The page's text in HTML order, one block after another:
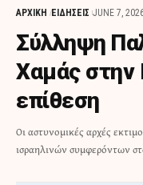
ΑΡΧΙΚΗ ΕΙΔΗΣΕΙΣ JUNE 7,
Σύλληψη
Χαμάς στην
επίθεση
Οι αστυνομικές αρχές
ισραηλινών συμφερόντων